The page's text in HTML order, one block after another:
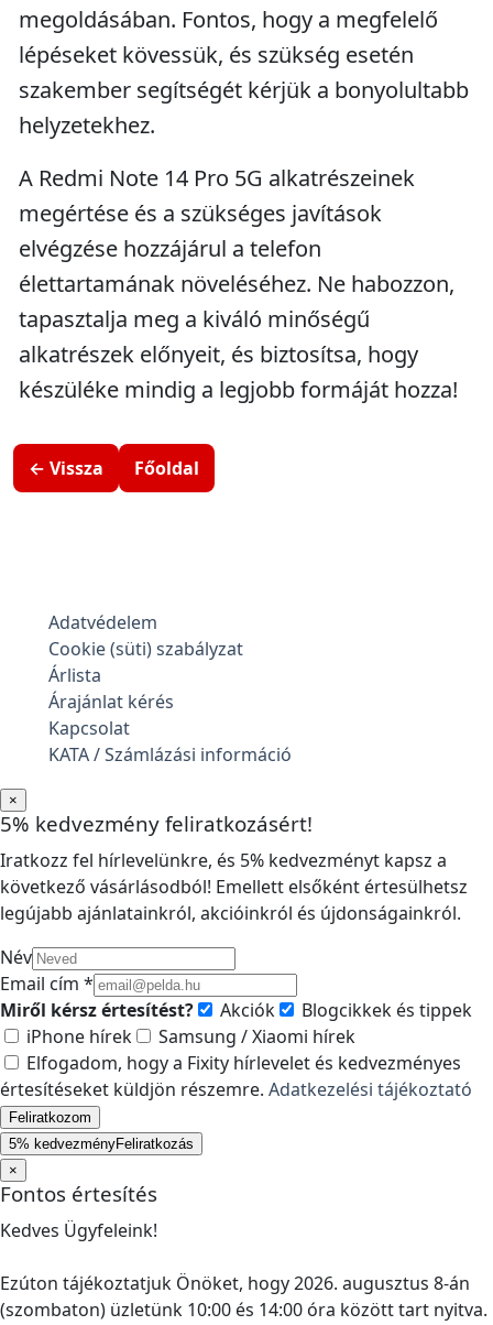
megoldásában. Fontos, hogy a megfelelő
lépéseket kövessük, és szükség esetén
szakember segítségét kérjük a bonyolultabb
helyzetekhez.
A Redmi Note 14 Pro 5G alkatrészeinek
megértése és a szükséges javítások
elvégzése hozzájárul a telefon
élettartamának növeléséhez. Ne habozzon,
tapasztalja meg a kiváló minőségű
alkatrészek előnyeit, és biztosítsa, hogy
készüléke mindig a legjobb formáját hozza!
← Vissza Főoldal
Adatvédelem
Cookie (süti) szabályzat
Árlista
Árajánlat kérés
Kapcsolat
KATA / Számlázási információ
×
5% kedvezmény feliratkozásért!
Iratkozz fel hírlevelünkre, és 5% kedvezményt kapsz a
következő vásárlásodból! Emellett elsőként értesülhetsz
legújabb ajánlatainkról, akcióinkról és újdonságainkról.
Név
Email cím *
Miről kérsz értesítést?
Akciók
Blogcikkek és tippek
iPhone hírek
Samsung / Xiaomi hírek
Elfogadom, hogy a Fixity hírlevelet és kedvezményes
értesítéseket küldjön részemre. Adatkezelési tájékoztató
Feliratkozom
5% kedvezményFeliratkozás
×
Fontos értesítés
Kedves Ügyfeleink!
Ezúton tájékoztatjuk Önöket, hogy 2026. augusztus 8-án
(szombaton) üzletünk 10:00 és 14:00 óra között tart nyitva.